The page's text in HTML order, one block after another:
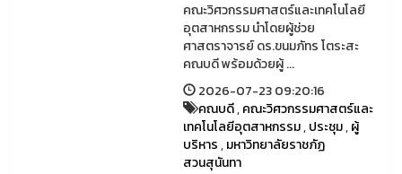
คณะวิศวกรรมศาสตร์และเทคโนโลยี
อุตสาหกรรม นำโดยผู้ช่วย
ศาสตราจารย์ ดร.ขนมภัทร โตระสะ
คณบดี พร้อมด้วยผู้ ...
2026-07-23 09:20:16
คณบดี,คณะวิศวกรรมศาสตร์และ
เทคโนโลยีอุตสาหกรรม,ประชุม,ผู้
บริหาร,มหาวิทยาลัยราชภัฏ
สวนสุนันทา